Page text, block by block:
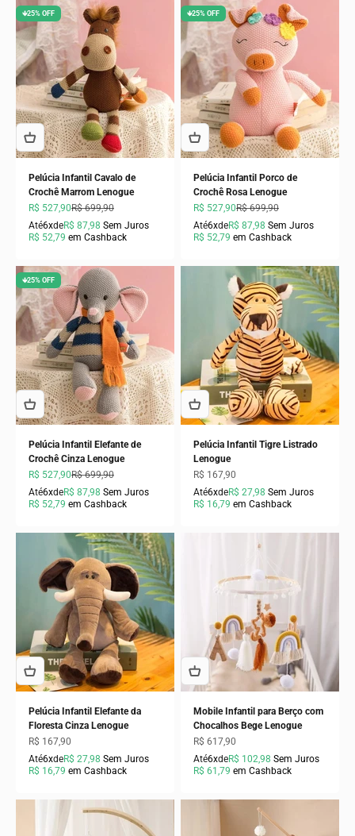
🡻25% OFF
Pelúcia Infantil Cavalo de
Crochê Marrom Lenogue
Preço promocional
R$ 527,90Preço normal
R$ 699,90
Até6xdeR$ 87,98 Sem Juros
R$ 52,79 em Cashback
🡻25% OFF
Pelúcia Infantil Porco de
Crochê Rosa Lenogue
Preço promocional
R$ 527,90Preço normal
R$ 699,90
Até6xdeR$ 87,98 Sem Juros
R$ 52,79 em Cashback
🡻25% OFF
Pelúcia Infantil Elefante de
Crochê Cinza Lenogue
Preço promocional
R$ 527,90Preço normal
R$ 699,90
Até6xdeR$ 87,98 Sem Juros
R$ 52,79 em Cashback
Pelúcia Infantil Tigre Listrado
Lenogue
Preço promocional
R$ 167,90
Até6xdeR$ 27,98 Sem Juros
R$ 16,79 em Cashback
Pelúcia Infantil Elefante da
Floresta Cinza Lenogue
Preço promocional
R$ 167,90
Até6xdeR$ 27,98 Sem Juros
R$ 16,79 em Cashback
Mobile Infantil para Berço com
Chocalhos Bege Lenogue
Preço promocional
R$ 617,90
Até6xdeR$ 102,98 Sem Juros
R$ 61,79 em Cashback